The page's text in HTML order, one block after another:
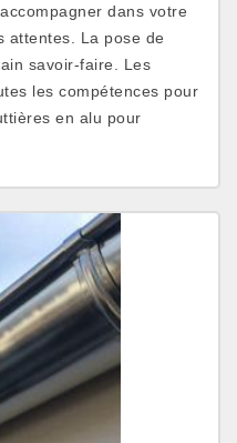
dans votre
attentes. La pose de
savoir-faire. Les
les compétences pour
en alu pour